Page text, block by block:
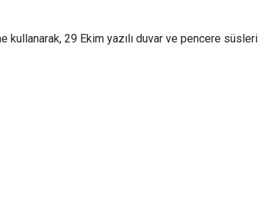
kullanarak, 29 Ekim yazılı duvar ve pencere süsleri